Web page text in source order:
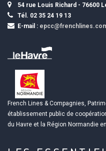
54 rue Louis Richard - 76600
Tél. 02 35 24 19 13
E-mail :
French Lines & Compagnies,
établissement public de
du Havre et la Région Normandie